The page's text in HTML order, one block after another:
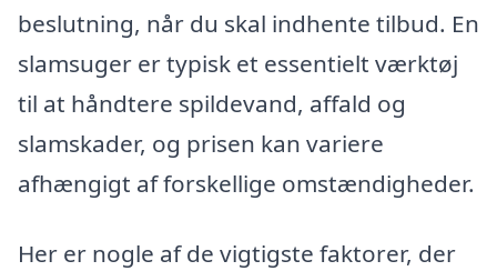
beslutning, når du skal indhente tilbud. En
slamsuger er typisk et essentielt værktøj
til at håndtere spildevand, affald og
slamskader, og prisen kan variere
afhængigt af forskellige omstændigheder.
Her er nogle af de vigtigste faktorer, der